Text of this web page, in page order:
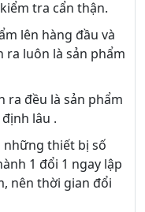
tra cẩn thận.
lên hàng đầu và
ra luôn là sản phẩm
ra đều là sản phẩm
lâu .
những thiết bị số
1 đổi 1 ngay lập
nên thời gian đổi